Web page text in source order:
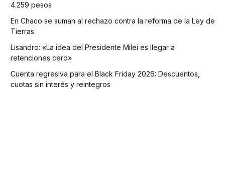
4.259 pesos
En Chaco se suman al rechazo contra la reforma de la Ley de
Tierras
Lisandro: «La idea del Presidente Milei es llegar a
retenciones cero»
Cuenta regresiva para el Black Friday 2026: Descuentos,
cuotas sin interés y reintegros